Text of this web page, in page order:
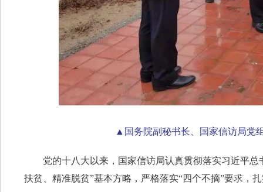
▲国务院副秘书长、国家信访局党
党的十八大以来，国家信访局认真贯彻落实习近平总
扶贫、精准脱贫”基本方略，严格落实“四个不摘”要求，